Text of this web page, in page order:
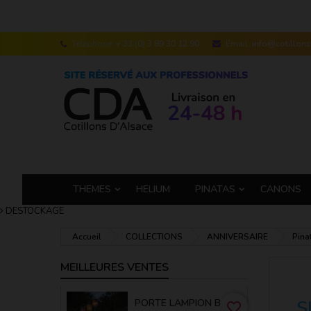
Téléphone: + 33 (0) 3 89 30 12 90 Email:
THEMES HELIUM PINATAS CANONS
DESTOCKAGE
Accueil COLLECTIONS ANNIVERSAIRE
MEILLEURES VENTES
PORTE LAMPION BAMBOU 50 CM
favorite_border